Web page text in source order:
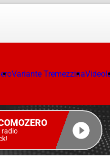
Variante Tremezzina
radio